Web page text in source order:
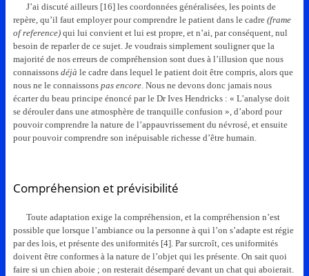
J’ai discuté ailleurs [16] les coordonnées généralisées, les points de
repère, qu’il faut employer pour comprendre le patient dans le cadre (frame
of reference)qui lui convient et lui est propre, et n’ai, par conséquent, nul
besoin de reparler de ce sujet. Je voudrais simplement souligner que la
majorité de nos erreurs de compréhension sont dues à l’illusion que nous
connaissons déjà le cadre dans lequel le patient doit être compris, alors que
nous ne le connaissons pas encore. Nous ne devons donc jamais nous
écarter du beau principe énoncé par le Dr Ives Hendricks : « L’analyse doit
se dérouler dans une atmosphère de tranquille confusion », d’abord pour
pouvoir comprendre la nature de l’appauvrissement du névrosé, et ensuite
pour pouvoir comprendre son inépuisable richesse d’être humain.
Compréhension et prévisibilité
Toute adaptation exige la compréhension, et la compréhension n’est
possible que lorsque l’ambiance ou la personne à qui l’on s’adapte est régie
par des lois, et présente des uniformités [4]. Par surcroît, ces uniformités
doivent être conformes à la nature de l’objet qui les présente. On sait quoi
faire si un chien aboie ; on resterait désemparé devant un chat qui aboierait.